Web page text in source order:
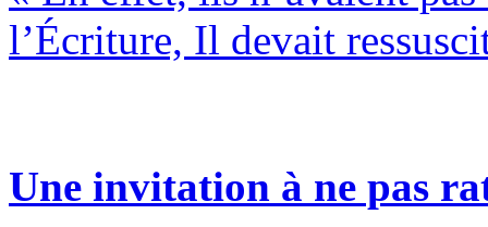
l’Écriture, Il devait
Une invitation à ne pas